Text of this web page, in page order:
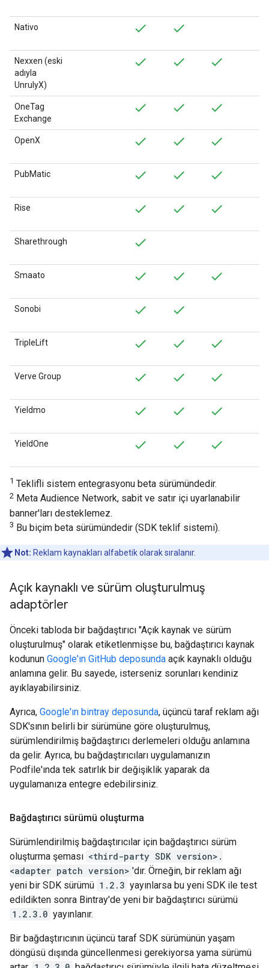
Nativo
Nexxen (eski
adıyla
UnrulyX)
OneTag
Exchange
OpenX
PubMatic
Rise
Sharethrough
Smaato
Sonobi
TripleLift
Verve Group
Yieldmo
YieldOne
1 Teklifli sistem entegrasyonu beta sürümündedir.
2 Meta Audience Network, sabit ve satır içi uyarlanabilir
banner'ları desteklemez.
3 Bu biçim beta sürümündedir (SDK teklif sistemi).
Not: Reklam kaynakları alfabetik olarak sıralanır.
Açık kaynaklı ve sürüm oluşturulmuş
adaptörler
Önceki tabloda bir bağdaştırıcı "Açık kaynak ve sürüm
oluşturulmuş" olarak etiketlenmişse bu, bağdaştırıcı kaynak
kodunun Google'ın GitHub deposunda açık kaynaklı olduğu
anlamına gelir. Bu sayede, isterseniz sorunları kendiniz
ayıklayabilirsiniz.
Ayrıca, Google'ın bintray deposunda, üçüncü taraf reklam ağı
SDK'sının belirli bir sürümüne göre oluşturulmuş,
sürümlendirilmiş bağdaştırıcı derlemeleri olduğu anlamına
da gelir. Ayrıca, bu bağdaştırıcıları uygulamanızın
Podfile'ında tek satırlık bir değişiklik yaparak da
uygulamanıza entegre edebilirsiniz.
Bağdaştırıcı sürümü oluşturma
Sürümlendirilmiş bağdaştırıcılar için bağdaştırıcı sürüm
oluşturma şeması <third-party SDK version>.
<adapter patch version> 'dır. Örneğin, bir reklam ağı
yeni bir SDK sürümü 1.2.3 yayınlarsa bu yeni SDK ile test
edildikten sonra Bintray'de yeni bir bağdaştırıcı sürümü
1.2.3.0 yayınlanır.
Bir bağdaştırıcının üçüncü taraf SDK sürümünün yaşam
döngüsü dışında güncellenmesi gerekiyorsa yama sürümü